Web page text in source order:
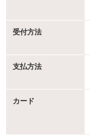
受付方法
支払方法
カード